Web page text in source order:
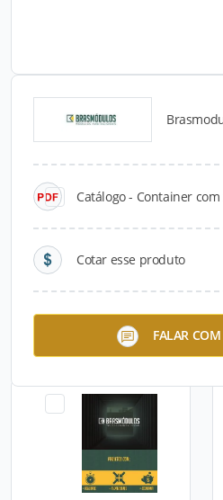
Catálogo - Container
Cotar esse produto
FALAR
Catálogos para
Container Almoxarifado -